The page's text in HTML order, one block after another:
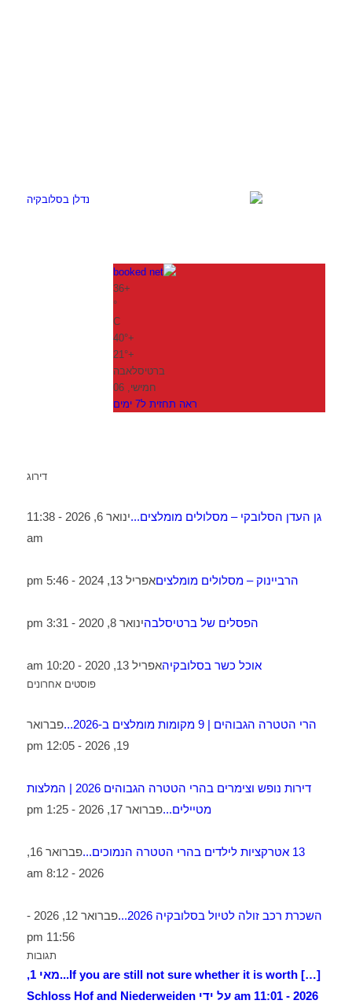
+
36
°
C
+
40°
+
21°
ברטיסלאבה
חמישי, 06
ראה תחזית ל7 ימים
דירוג
גן העדן הסלובקי – מסלולים מומלצים...
ינואר 6, 2026 - 11:38
am
הרביינוק – מסלולים מומלציםאפריל 13, 2024 - 5:46 pm
הפסלים של ברטיסלבהינואר 8, 2020 - 3:31 pm
אוכל כשר בסלובקיהאפריל 13, 2020 - 10:20 am
פוסטים אחרונים
הרי הטטרה הגבוהים | 9 מקומות מומלצים ב-2026...
פברואר
19, 2026 - 12:05 pm
דירות נופש וצימרים בהרי הטטרה הגבוהים 2026 | המלצות
מטיילים...פברואר 17, 2026 - 1:25 pm
13 אטרקציות לילדים בהרי הטטרה הנמוכים...
פברואר 16,
2026 - 8:12 am
השכרת רכב זולה לטיול בסלובקיה 2026...
פברואר 12, 2026 -
11:56 pm
תגובות
[…] If you are still not sure whether it is worth...
מאי 1,
2026 - 11:01 am על ידי Schloss Hof and Niederweiden